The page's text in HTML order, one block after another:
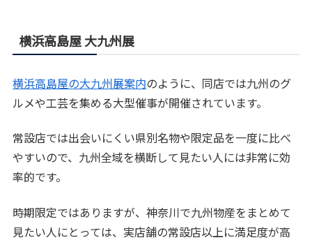
横浜高島屋 大九州展
横浜高島屋の大九州展案内のように、同店では九州のグ
ルメや工芸を集める大型催事が開催されています。
常設店では出会いにくい県別名物や限定品を一度に比べ
やすいので、九州全域を横断して見たい人には非常に効
率的です。
時期限定ではありますが、神奈川で九州物産をまとめて
見たい人にとっては、実店舗の常設店以上に満足度が高